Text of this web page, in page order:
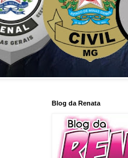
Blog da Renata